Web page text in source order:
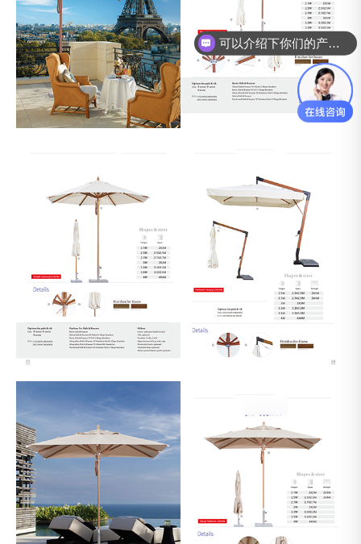
可以介绍下你们的产品么？
你们是怎么收费的呢？